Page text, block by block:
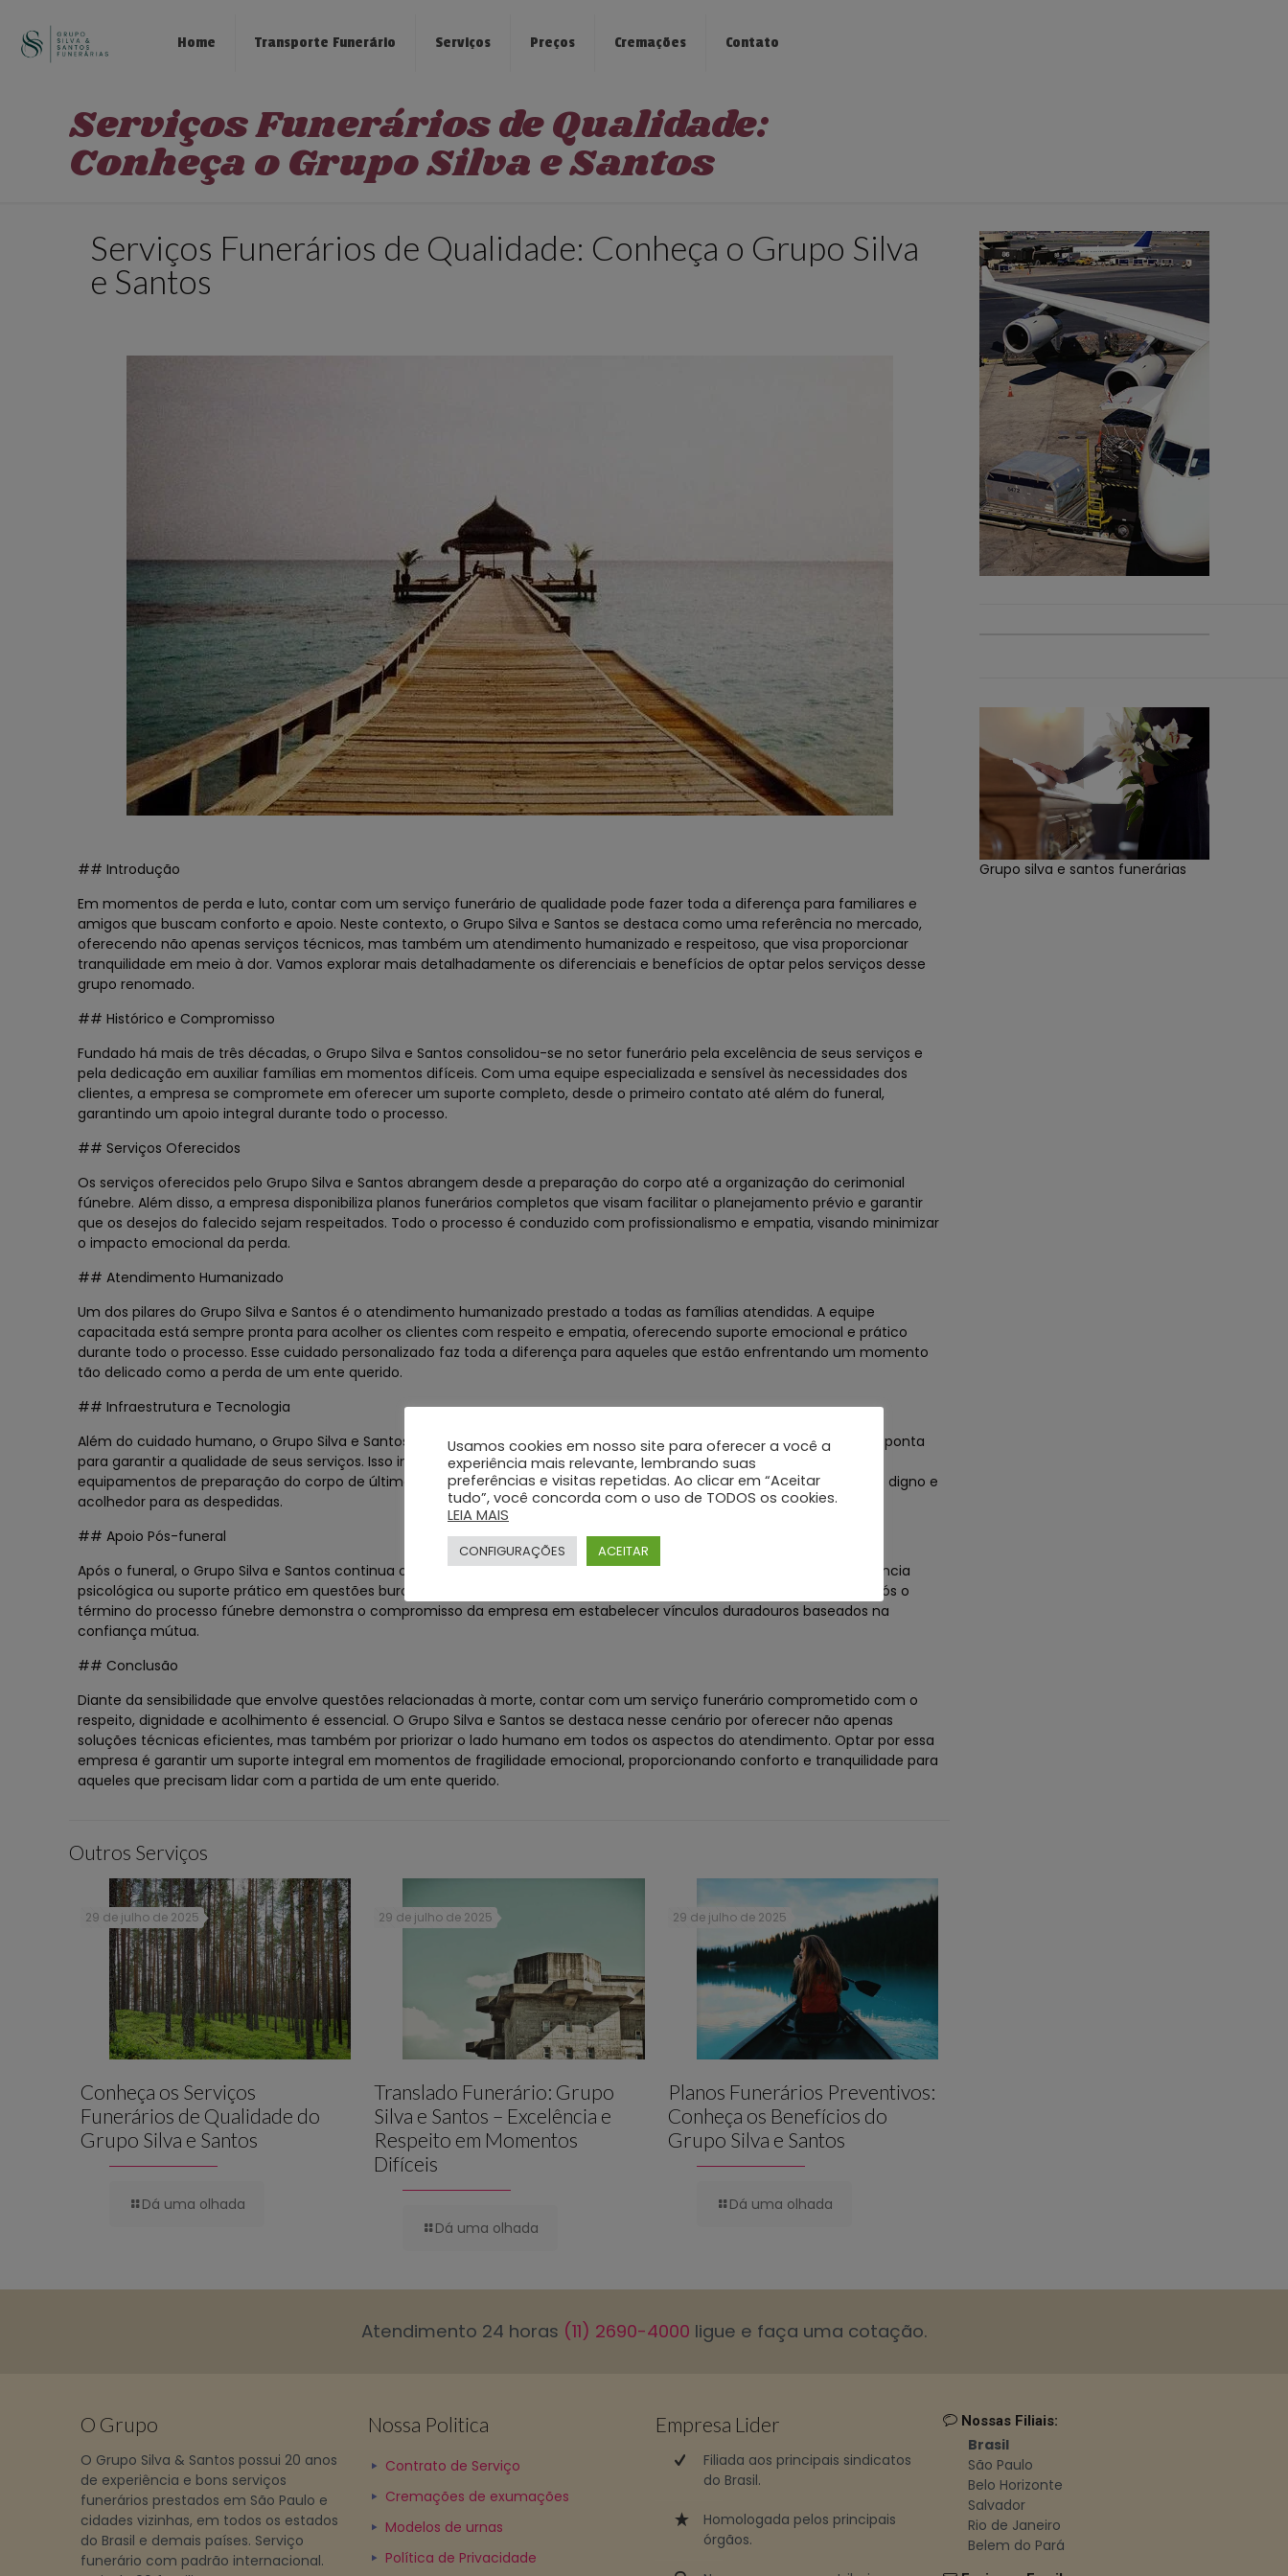
Home Transporte Funerário Serviços Preços Cremações Contato
Serviços Funerários de Qualidade:
Conheça o Grupo Silva e Santos
Serviços Funerários de Qualidade: Conheça o Grupo Silva
e Santos
## Introdução
Em momentos de perda e luto, contar com um serviço funerário de qualidade pode fazer toda a diferença para familiares e
amigos que buscam conforto e apoio. Neste contexto, o Grupo Silva e Santos se destaca como uma referência no mercado,
oferecendo não apenas serviços técnicos, mas também um atendimento humanizado e respeitoso, que visa proporcionar
tranquilidade em meio à dor. Vamos explorar mais detalhadamente os diferenciais e benefícios de optar pelos serviços desse
grupo renomado.
## Histórico e Compromisso
Fundado há mais de três décadas, o Grupo Silva e Santos consolidou-se no setor funerário pela excelência de seus serviços e
pela dedicação em auxiliar famílias em momentos difíceis. Com uma equipe especializada e sensível às necessidades dos
clientes, a empresa se compromete em oferecer um suporte completo, desde o primeiro contato até além do funeral,
garantindo um apoio integral durante todo o processo.
## Serviços Oferecidos
Os serviços oferecidos pelo Grupo Silva e Santos abrangem desde a preparação do corpo até a organização do cerimonial
fúnebre. Além disso, a empresa disponibiliza planos funerários completos que visam facilitar o planejamento prévio e garantir
que os desejos do falecido sejam respeitados. Todo o processo é conduzido com profissionalismo e empatia, visando minimizar
o impacto emocional da perda.
## Atendimento Humanizado
Um dos pilares do Grupo Silva e Santos é o atendimento humanizado prestado a todas as famílias atendidas. A equipe
capacitada está sempre pronta para acolher os clientes com respeito e empatia, oferecendo suporte emocional e prático
durante todo o processo. Esse cuidado personalizado faz toda a diferença para aqueles que estão enfrentando um momento
tão delicado como a perda de um ente querido.
## Infraestrutura e Tecnologia
Além do cuidado humano, o Grupo Silva e Santos investe constantemente em infraestrutura moderna e tecnologia de ponta
para garantir a qualidade de seus serviços. Isso inclui salas climatizadas para velório, veículos adequados para traslado,
equipamentos de preparação do corpo de última geração, entre outros recursos que visam proporcionar um ambiente digno e
acolhedor para as despedidas.
## Apoio Pós-funeral
Após o funeral, o Grupo Silva e Santos continua oferecendo apoio às famílias enlutadas por meio de serviços de assistência
psicológica ou suporte prático em questões burocráticas. Essa preocupação com o bem-estar dos clientes mesmo após o
término do processo fúnebre demonstra o compromisso da empresa em estabelecer vínculos duradouros baseados na
confiança mútua.
## Conclusão
Diante da sensibilidade que envolve questões relacionadas à morte, contar com um serviço funerário comprometido com o
respeito, dignidade e acolhimento é essencial. O Grupo Silva e Santos se destaca nesse cenário por oferecer não apenas
soluções técnicas eficientes, mas também por priorizar o lado humano em todos os aspectos do atendimento. Optar por essa
empresa é garantir um suporte integral em momentos de fragilidade emocional, proporcionando conforto e tranquilidade para
aqueles que precisam lidar com a partida de um ente querido.
Outros Serviços
29 de julho de 2025
Conheça os Serviços
Funerários de Qualidade do
Grupo Silva e Santos
Dá uma olhada
29 de julho de 2025
Translado Funerário: Grupo
Silva e Santos – Excelência e
Respeito em Momentos
Difíceis
Dá uma olhada
29 de julho de 2025
Planos Funerários Preventivos:
Conheça os Benefícios do
Grupo Silva e Santos
Dá uma olhada
Grupo silva e santos funerárias
Atendimento 24 horas (11) 2690-4000 ligue e faça uma cotação.
O Grupo
O Grupo Silva & Santos possui 20 anos
de experiência e bons serviços
funerários prestados em São Paulo e
cidades vizinhas, em todos os estados
do Brasil e demais países. Serviço
funerário com padrão internacional.
Nossa Politica
Contrato de Serviço
Cremações de exumações
Modelos de urnas
Política de Privacidade
Empresa Lider
Filiada aos principais sindicatos
do Brasil.
Homologada pelos principais
órgãos.
Nossas Filiais:
Brasil
São Paulo
Belo Horizonte
Salvador
Rio de Janeiro
Belem do Pará
Usamos cookies em nosso site para oferecer a você a
experiência mais relevante, lembrando suas
preferências e visitas repetidas. Ao clicar em “Aceitar
tudo”, você concorda com o uso de TODOS os cookies.
LEIA MAIS
CONFIGURAÇÕES ACEITAR